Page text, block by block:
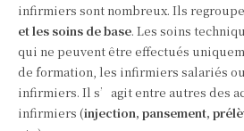
infirmiers sont nombreux. Ils
et les soins de base. Les soins
qui ne peuvent être effectués
de formation, les infirmiers salariés
infirmiers. Il s’agit entre autres des
infirmiers (injection, pansement,